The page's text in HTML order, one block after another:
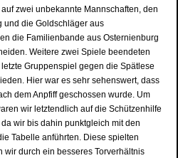
zwei unbekannte Mannschaften, den
und die Goldschläger aus
die Familienbande aus Osternienburg
Weitere zwei Spiele beendeten
Gruppenspiel gegen die Spätlese
Hier war es sehr sehenswert, dass
dem Anpfiff geschossen wurde. Um
wir letztendlich auf die Schützenhilfe
wir bis dahin punktgleich mit den
Tabelle anführten. Diese spielten
durch ein besseres Torverhältnis